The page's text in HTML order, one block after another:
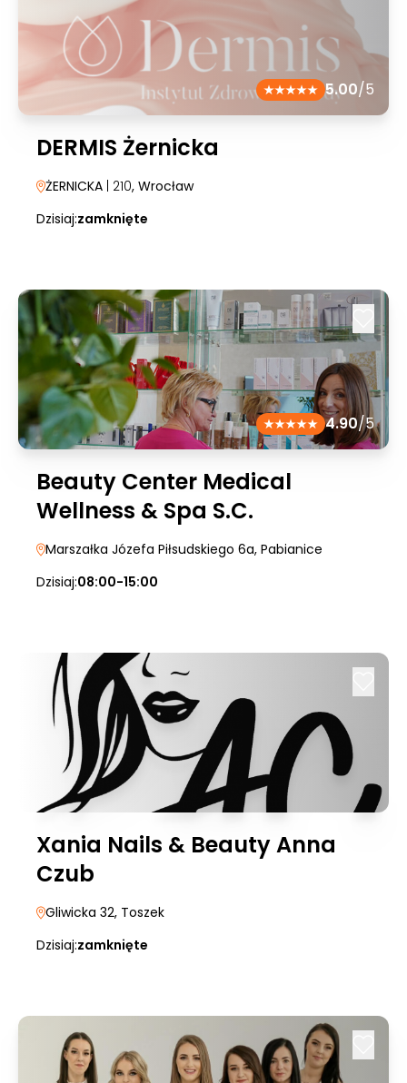
5.00/5
DERMIS Żernicka
ŻERNICKA | 210, Wrocław
Dzisiaj:zamknięte
4.90/5
Beauty Center Medical
Wellness & Spa S.C.
Marszałka Józefa Piłsudskiego 6a, Pabianice
Dzisiaj:08:00-15:00
Xania Nails & Beauty Anna
Czub
Gliwicka 32, Toszek
Dzisiaj:zamknięte